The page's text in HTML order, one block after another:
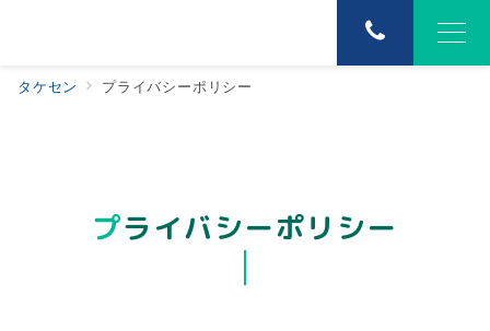
タケセン プライバシーポリシー
プライバシーポリシー